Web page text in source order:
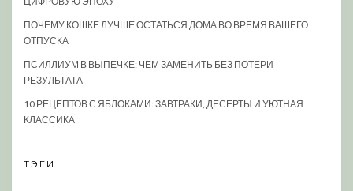
ПОЧЕМУ КОШКЕ ЛУЧШЕ ОСТАТЬСЯ ДОМА ВО ВРЕМЯ ВАШЕГО
ОТПУСКА
ПСИЛЛИУМ В ВЫПЕЧКЕ: ЧЕМ ЗАМЕНИТЬ БЕЗ ПОТЕРИ
РЕЗУЛЬТАТА
10 РЕЦЕПТОВ С ЯБЛОКАМИ: ЗАВТРАКИ, ДЕСЕРТЫ И УЮТНАЯ
КЛАССИКА
ТЭГИ